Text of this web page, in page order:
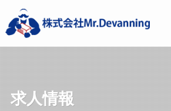
求人情報